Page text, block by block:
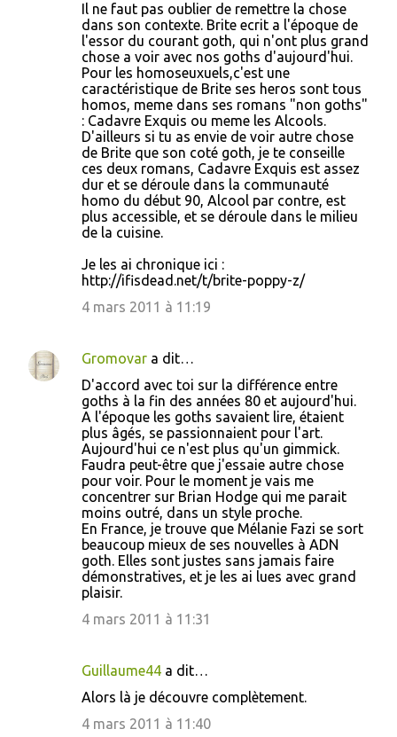
Il ne faut pas oublier de remettre la chose
dans son contexte. Brite ecrit a l'époque de
l'essor du courant goth, qui n'ont plus grand
chose a voir avec nos goths d'aujourd'hui.
Pour les homoseuxuels,c'est une
caractéristique de Brite ses heros sont tous
homos, meme dans ses romans "non goths"
: Cadavre Exquis ou meme les Alcools.
D'ailleurs si tu as envie de voir autre chose
de Brite que son coté goth, je te conseille
ces deux romans, Cadavre Exquis est assez
dur et se déroule dans la communauté
homo du début 90, Alcool par contre, est
plus accessible, et se déroule dans le milieu
de la cuisine.
Je les ai chronique ici :
http://ifisdead.net/t/brite-poppy-z/
4 mars 2011 à 11:19
Gromovar a dit…
D'accord avec toi sur la différence entre
goths à la fin des années 80 et aujourd'hui.
A l'époque les goths savaient lire, étaient
plus âgés, se passionnaient pour l'art.
Aujourd'hui ce n'est plus qu'un gimmick.
Faudra peut-être que j'essaie autre chose
pour voir. Pour le moment je vais me
concentrer sur Brian Hodge qui me parait
moins outré, dans un style proche.
En France, je trouve que Mélanie Fazi se sort
beaucoup mieux de ses nouvelles à ADN
goth. Elles sont justes sans jamais faire
démonstratives, et je les ai lues avec grand
plaisir.
4 mars 2011 à 11:31
Guillaume44 a dit…
Alors là je découvre complètement.
4 mars 2011 à 11:40